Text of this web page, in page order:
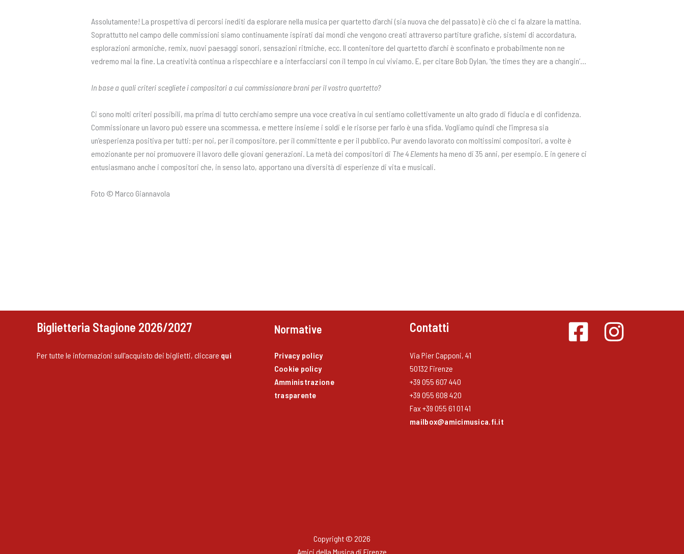
Assolutamente! La prospettiva di percorsi inediti da esplorare nella musica per quartetto d’archi (sia nuova che del passato) è ciò che ci fa alzare la mattina.
Soprattutto nel campo delle commissioni siamo continuamente ispirati dai mondi che vengono creati attraverso partiture grafiche, sistemi di accordatura,
esplorazioni armoniche, remix, nuovi paesaggi sonori, sensazioni ritmiche, ecc. Il contenitore del quartetto d’archi è sconfinato e probabilmente non ne
vedremo mai la fine. La creatività continua a rispecchiare e a interfacciarsi con il tempo in cui viviamo. E, per citare Bob Dylan, ‘the times they are a changin’…
In base a quali criteri scegliete i compositori a cui commissionare brani per il vostro quartetto?
Ci sono molti criteri possibili, ma prima di tutto cerchiamo sempre una voce creativa in cui sentiamo collettivamente un alto grado di fiducia e di confidenza.
Commissionare un lavoro può essere una scommessa, e mettere insieme i soldi e le risorse per farlo è una sfida. Vogliamo quindi che l’impresa sia
un’esperienza positiva per tutti: per noi, per il compositore, per il committente e per il pubblico. Pur avendo lavorato con moltissimi compositori, a volte è
emozionante per noi promuovere il lavoro delle giovani generazioni. La metà dei compositori di The 4 Elementsha meno di 35 anni, per esempio. E in genere ci
entusiasmano anche i compositori che, in senso lato, apportano una diversità di esperienze di vita e musicali.
Foto © Marco Giannavola
Biglietteria Stagione 2026/2027
Per tutte le informazioni sull'acquisto dei biglietti, cliccare qui
Normative
Privacy policy
Cookie policy
Amministrazione
trasparente
Contatti
Via Pier Capponi, 41
50132 Firenze
+39 055 607 440
+39 055 608 420
Fax +39 055 61 01 41
mailbox@amicimusica.fi.it
Copyright © 2026
Amici della Musica di Firenze